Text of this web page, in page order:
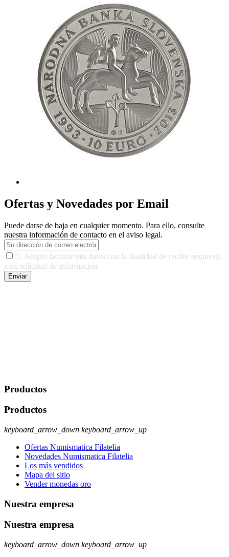
Ofertas y Novedades por Email
Puede darse de baja en cualquier momento. Para ello, consulte
nuestra información de contacto en el aviso legal.
 Acepto facilitar mis datos con la finalidad de recibir respuesta
a mi solicitud de información
Enviar
Productos
Productos
keyboard_arrow_down keyboard_arrow_up
Ofertas Numismatica Filatelia
Novedades Numismatica Filatelia
Los más vendidos
Mapa del sitio
Vender monedas oro
Nuestra empresa
Nuestra empresa
keyboard_arrow_down keyboard_arrow_up